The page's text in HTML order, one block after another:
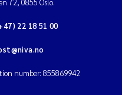
72, 0855 Oslo.
22 18 51 00
number: 855869942